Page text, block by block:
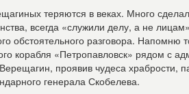
теряются в веках. Много
всегда «служили делу, а не
обстоятельного разговора.
корабля «Петропавловск» рядом с
проявив чудеса
генерала Скобелева.